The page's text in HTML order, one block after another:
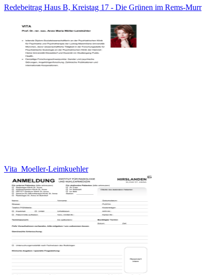
Redebeitrag Haus B, Kreistag 17 - Die Grünen im Rems-Murr
Vita_Moeller-Leimkuehler